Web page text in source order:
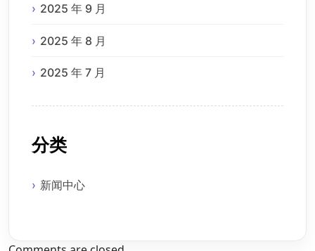
2025 年 9 月
2025 年 8 月
2025 年 7 月
分类
新闻中心